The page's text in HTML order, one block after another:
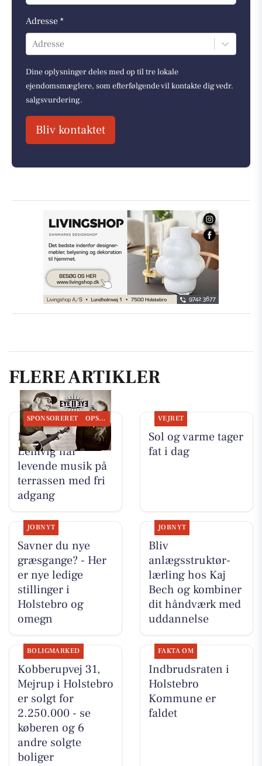
Adresse *
Adresse
Dine oplysninger deles med op til tre lokale
ejendomsmæglere, som efterfølgende vil kontakte dig vedr.
salgsvurdering.
Bliv kontaktet
FLERE ARTIKLER
SPONSORERET OPSLAGSTAVLEN
Restaurant Luna
Lemvig har
levende musik på
terrassen med fri
adgang
VEJRET
Sol og varme tager
fat i dag
JOBNYT
Savner du nye
græsgange? - Her
er nye ledige
stillinger i
Holstebro og
omegn
JOBNYT
Bliv
anlægsstruktør-
lærling hos Kaj
Bech og kombiner
dit håndværk med
uddannelse
BOLIGMARKED
Kobberupvej 31,
Mejrup i Holstebro
er solgt for
2.250.000 - se
køberen og 6
andre solgte
boliger
FAKTA OM
Indbrudsraten i
Holstebro
Kommune er
faldet